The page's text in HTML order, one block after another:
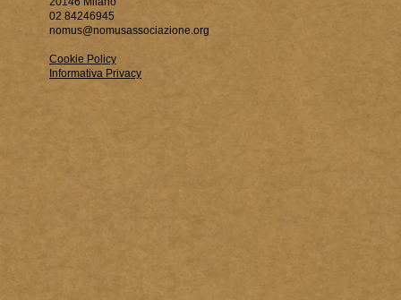
02 84246945
nomus@nomusassociazione.org
Cookie Policy
Informativa Privacy